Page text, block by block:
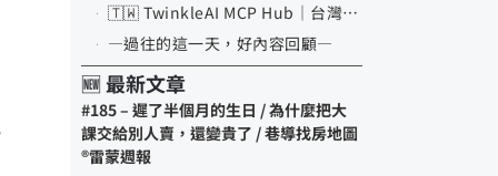
🇹🇼 TwinkleAI MCP Hub｜台灣全量政府開放資料的 MCP 入口+
—過往的這一天，好內容回顧—
🆕 最新文章
#185 – 遲了半個月的生日 / 為什麼把大
課交給別人賣，還變貴了 / 巷導找房地圖
®️雷蒙週報